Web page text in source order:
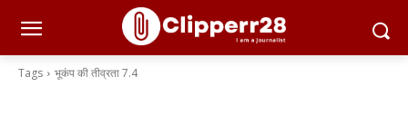
Tags भूकंप की तीव्रता 7.4